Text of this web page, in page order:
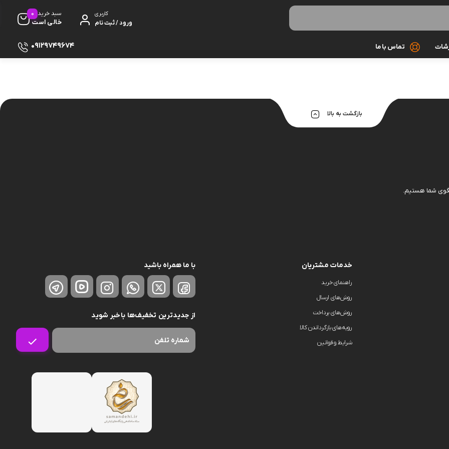
کاربری
ورود / ثبت نام
سبد خرید
خالی است
0
تماس با ما 09129749674
بازگشت به بالا
خدمات مشتریان
راهنمای خرید
روش‌های ارسال
روش‌های پرداخت
رویه‌های بازگرداندن کالا
شرایط و قوانین
با ما همراه باشید
از جدیدترین تخفیف‌ها باخبر شوید